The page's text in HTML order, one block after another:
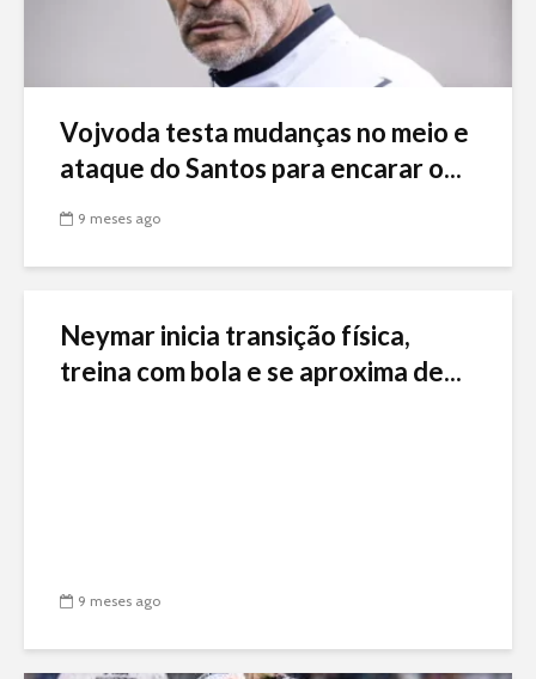
Vojvoda testa mudanças no meio e
ataque do Santos para encarar o...
9 meses ago
Neymar inicia transição física,
treina com bola e se aproxima de...
9 meses ago